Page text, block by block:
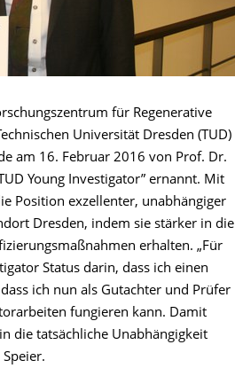
für Regenerative
Universität Dresden (TUD)
am 16. Februar 2016 von Prof. Dr.
Young Investigator” ernannt. Mit
Position exzellenter, unabhängiger
Dresden, indem sie stärker in die
erhalten. „Für
Status darin, dass ich einen
ich nun als Gutachter und Prüfer
fungieren kann. Damit
die tatsächliche Unabhängigkeit